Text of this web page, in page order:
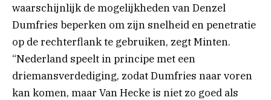
waarschijnlijk de mogelijkheden van Denzel
Dumfries beperken om zijn snelheid en penetratie
op de rechterflank te gebruiken, zegt Minten.
“Nederland speelt in principe met een
driemansverdediging, zodat Dumfries naar voren
kan komen, maar Van Hecke is niet zo goed als